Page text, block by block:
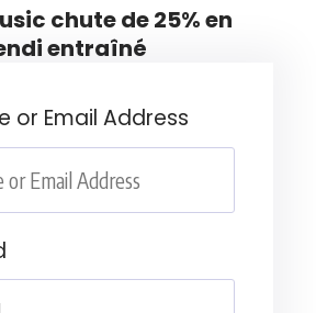
chute de 25% en
entraîné
or Email Address